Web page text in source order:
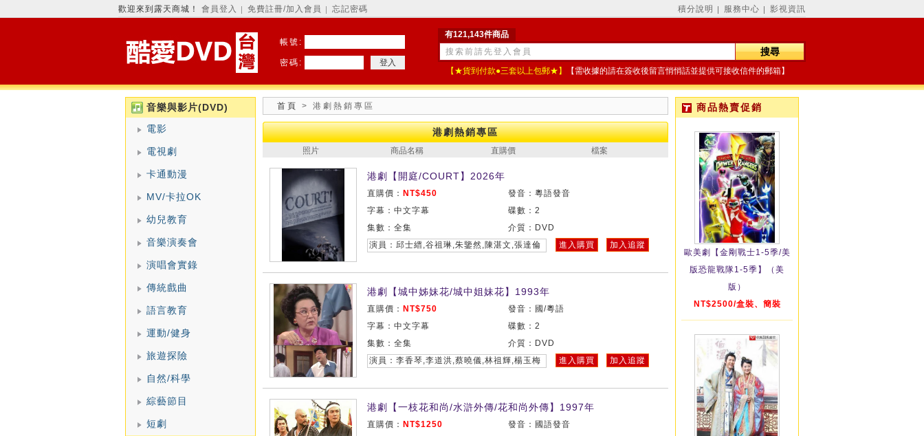
積分說明 服務中心 影視資訊
歡迎來到露天商城！ 會員登入 免費註冊/加入會員 忘記密碼
有121,143件商品
【★貨到付款●三套以上包郵★】 【需收據的請在簽收後留言悄悄話並提供可接收信件的郵箱】
帳號:
密碼:
音樂與影片(DVD)
電影
電視劇
卡通動漫
MV/卡拉OK
幼兒教育
音樂演奏會
演唱會實錄
傳統戲曲
語言教育
運動/健身
旅遊探險
自然/科學
綜藝節目
短劇
首頁 > 港劇熱銷專區
港劇熱銷專區
照片 商品名稱 直購價 檔案
港劇【開庭/COURT】2026年
直購價： NT$450
發音：粵語發音
字幕：中文字幕
碟數：2
集數：全集
介質：DVD
演員：邱士縉,谷祖琳,朱鑒然,陳湛文,張達倫
進入購買 加入追蹤
港劇【城中姊妹花/城中姐妹花】1993年
直購價： NT$750
發音：國/粵語
字幕：中文字幕
碟數：2
集數：全集
介質：DVD
演員：李香琴,李道洪,蔡曉儀,林祖輝,楊玉梅
進入購買 加入追蹤
港劇【一枝花和尚/水滸外傳/花和尚外傳】1997年
直購價： NT$1250
發音：國語發音
商品熱賣促銷
歐美劇【金剛戰士1-5季/美
版恐龍戰隊1-5季】（美
版）
NT$2500/盒裝、簡裝